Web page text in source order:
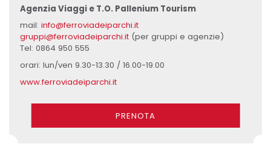
Agenzia Viaggi e T.O. Pallenium Tourism
mail: info@ferroviadeiparchi.it
gruppi@ferroviadeiparchi.it(per gruppi e agenzie)
Tel: 0864 950 555
orari: lun/ven 9.30-13.30 / 16.00-19.00
www.ferroviadeiparchi.it
PRENOTA